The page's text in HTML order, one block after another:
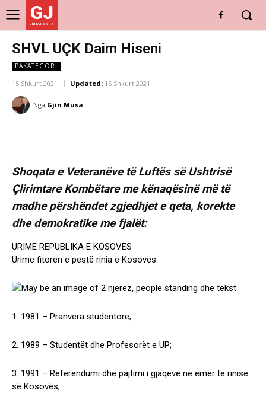
GJ
DRITARE E RE
SHVL UÇK Daim Hiseni
PAKATEGORI
15 Shkurt 2021 Updated: 15 Shkurt 2021
Nga Gjin Musa
Shoqata e Veteranëve të Luftës së Ushtrisë
Çlirimtare Kombëtare me kënaqësinë më të
madhe përshëndet zgjedhjet e qeta, korekte
dhe demokratike me fjalët:
URIME REPUBLIKA E KOSOVËS
Urime fitoren e pestë rinia e Kosovës
1. 1981 – Pranvera studentore;
2. 1989 – Studentët dhe Profesorët e UP;
3. 1991 – Referendumi dhe pajtimi i gjaqeve në emër të rinisë
së Kosovës;